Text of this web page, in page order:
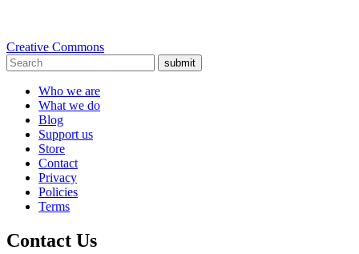
Creative Commons
submit
Who we are
What we do
Blog
Support us
Store
Contact
Privacy
Policies
Terms
Contact Us